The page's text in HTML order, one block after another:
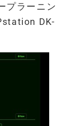
プラーニン
DK-